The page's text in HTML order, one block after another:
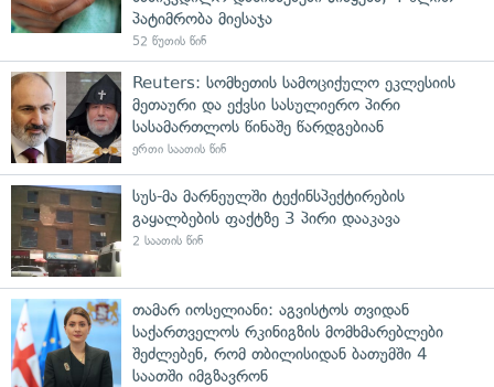
პატიმრობა მიესაჯა
52 წუთის წინ
Reuters: სომხეთის სამოციქულო ეკლესიის
მეთაური და ექვსი სასულიერო პირი
სასამართლოს წინაშე წარდგებიან
ერთი საათის წინ
სუს-მა მარნეულში ტექინსპექტირების
გაყალბების ფაქტზე 3 პირი დააკავა
2 საათის წინ
თამარ იოსელიანი: აგვისტოს თვიდან
საქართველოს რკინიგზის მომხმარებლები
შეძლებენ, რომ თბილისიდან ბათუმში 4
საათში იმგზავრონ